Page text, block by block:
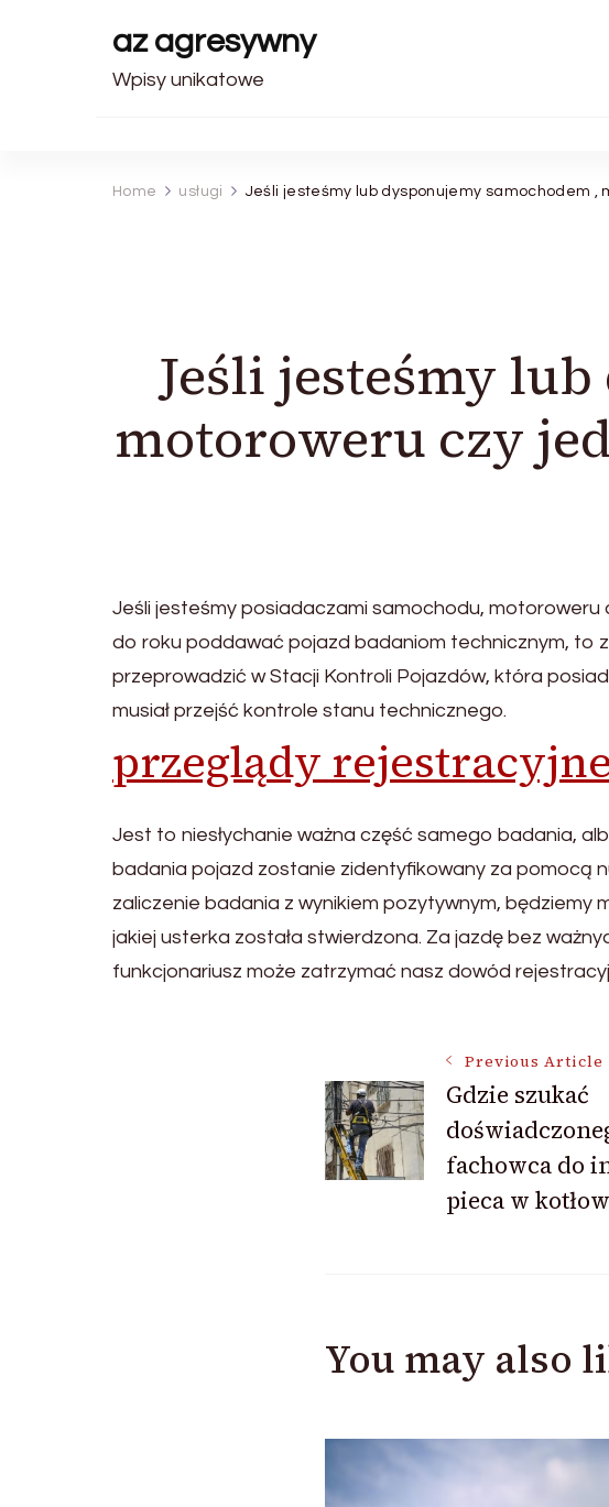
az agresywny
Wpisy unikatowe
Home usługi Jeśli jesteśmy lub dysponujemy samochodem
Jeśli jesteśmy
motoroweru czy
Jeśli jesteśmy posiadaczami samochodu,
do roku poddawać pojazd badaniom technicznym, to
przeprowadzić w Stacji Kontroli Pojazdów, która
musiał przejść kontrole stanu technicznego.
przeglądy
Jest to niesłychanie ważna część samego badania,
badania pojazd zostanie zidentyfikowany za pomocą
zaliczenie badania z wynikiem pozytywnym, będziemy
jakiej usterka została stwierdzona. Za jazdę bez
funkcjonariusz może zatrzymać nasz dowód
Post
Navigation
Previous Article
Gdzie szukać
fachowca do
pieca w
You may also